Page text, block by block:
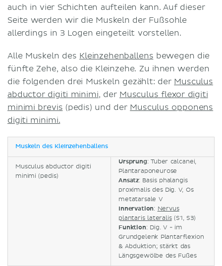
auch in vier Schichten aufteilen kann. Auf dieser
Seite werden wir die Muskeln der Fußsohle
allerdings in 3 Logen eingeteilt vorstellen.
Alle Muskeln des Kleinzehenballens bewegen die
fünfte Zehe, also die Kleinzehe. Zu ihnen werden
die folgenden drei Muskeln gezählt: der Musculus
abductor digiti minimi, der Musculus flexor digiti
minimi brevis (pedis) und der Musculus opponens
digiti minimi.
Muskeln des Kleinzehenballens
Musculus abductor digiti
minimi (pedis)
Ursprung: Tuber calcanei,
Plantaraponeurose
Ansatz: Basis phalangis
proximalis des Dig. V, Os
metatarsale V
Innervation: Nervus
plantaris lateralis(S1, S3)
Funktion: Dig. V - im
Grundgelenk Plantarflexion
& Abduktion; stärkt das
Längsgewölbe des Fußes